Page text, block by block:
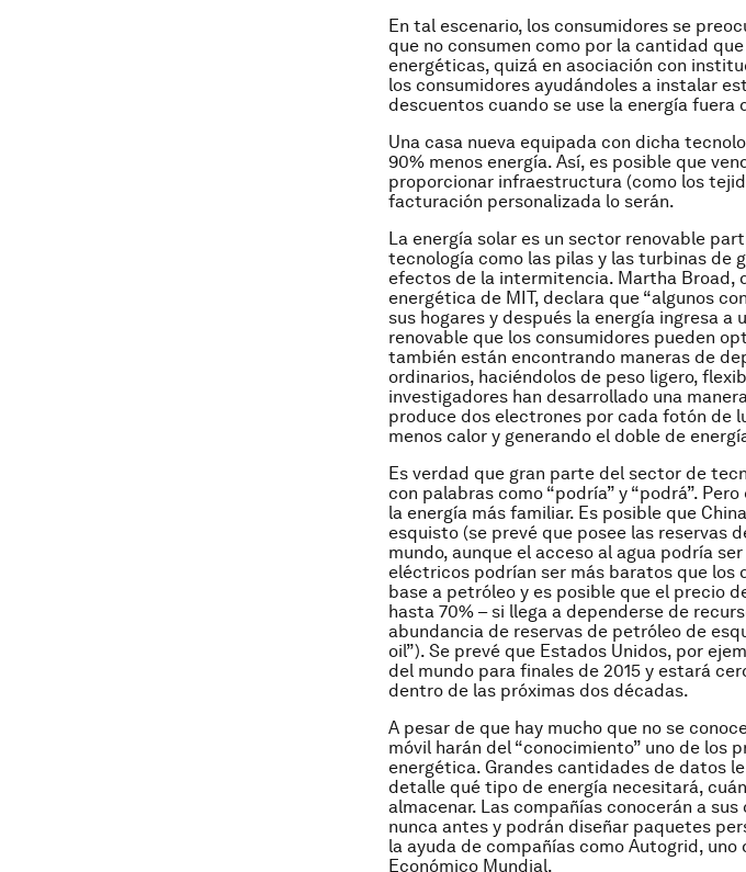
En tal escenario, los consumidores se
que no consumen como por la cantidad
energéticas, quizá en asociación con
los consumidores ayudándoles a instalar
descuentos cuando se use la energía fuera
Una casa nueva equipada con dicha
90% menos energía. Así, es posible que
proporcionar infraestructura (como los
facturación personalizada lo serán.
La energía solar es un sector renovable
tecnología como las pilas y las turbinas de
efectos de la intermitencia. Martha
energética de MIT, declara que “algunos
sus hogares y después la energía ingresa
renovable que los consumidores pueden
también están encontrando maneras de
ordinarios, haciéndolos de peso ligero,
investigadores han desarrollado una
produce dos electrones por cada fotón de
menos calor y generando el doble de
Es verdad que gran parte del sector de
con palabras como “podría” y “podrá”.
la energía más familiar. Es posible que
esquisto (se prevé que posee las reservas
mundo, aunque el acceso al agua podría
eléctricos podrían ser más baratos que los
base a petróleo y es posible que el precio
hasta 70% – si llega a dependerse de
abundancia de reservas de petróleo de
oil”). Se prevé que Estados Unidos, por
del mundo para finales de 2015 y estará
dentro de las próximas dos décadas.
A pesar de que hay mucho que no se
móvil harán del “conocimiento” uno de los
energética. Grandes cantidades de datos
detalle qué tipo de energía necesitará,
almacenar. Las compañías conocerán a
nunca antes y podrán diseñar paquetes
la ayuda de compañías como Autogrid, uno
Económico Mundial.